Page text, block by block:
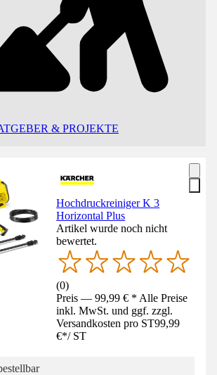
& PROJEKTE
Hochdruckreiniger K 3
Horizontal Plus
Artikel wurde noch nicht
bewertet.
(0)
Preis — 99,99 € * Alle Preise
inkl. MwSt. und ggf. zzgl.
Versandkosten pro ST99,99
€*/ ST